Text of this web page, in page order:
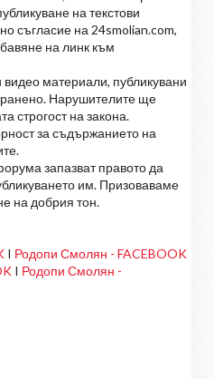
на текстови
съгласие на 24smolian.com,
на линк към
материали, публикувани
Нарушителите ще
строгост на закона.
за съдържанието на
запазват правото да
им. Призоваваме
на добрия тон.
I Родопи Смолян - FACEBOOK
I Родопи Смолян -